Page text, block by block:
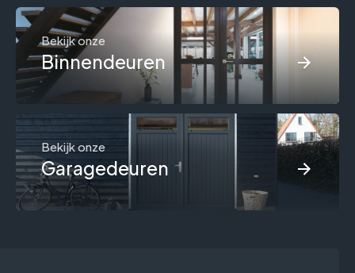
Bekijk onze
Binnendeuren
Bekijk onze
Garagedeuren